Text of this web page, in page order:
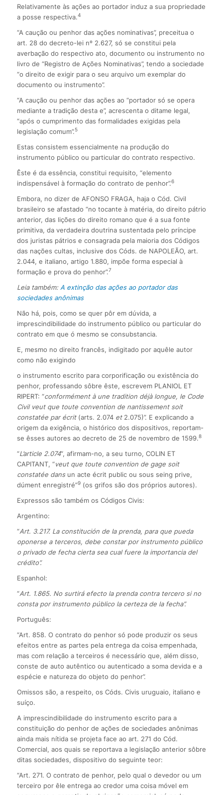
Relativamente às ações ao portador induz a sua propriedade
a posse respectiva.4
“A caução ou penhor das ações nominativas”, preceitua o
art. 28 do decreto-lei nº 2.627, só se constitui pela
averbação do respectivo ato, documento ou instrumento no
livro de “Registro de Ações Nominativas”, tendo a sociedade
“o direito de exigir para o seu arquivo um exemplar do
documento ou instrumento”.
“A caução ou penhor das ações ao “portador só se opera
mediante a tradição desta e”, acrescenta o ditame legal,
“após o cumprimento das formalidades exigidas pela
legislação comum”.5
Estas consistem essencialmente na produção do
instrumento público ou particular do contrato respectivo.
Êste é da essência, constitui requisito, “elemento
indispensável à formação do contrato de penhor”.6
Embora, no dizer de AFONSO FRAGA, haja o Cód. Civil
brasileiro se afastado “no tocante à matéria, do direito pátrio
anterior, das lições do direito romano que é a sua fonte
primitiva, da verdadeira doutrina sustentada pelo príncipe
dos juristas pátrios e consagrada pela maioria dos Códigos
das nações cultas, inclusive dos Códs. de NAPOLEÃO, art.
2.044, e italiano, artigo 1.880, impõe forma especial à
formação e prova do penhor”.7
Leia também: A extinção das ações ao portador das
sociedades anônimas
Não há, pois, como se quer pôr em dúvida, a
imprescindibilidade do instrumento público ou particular do
contrato em que ó mesmo se consubstancia.
E, mesmo no direito francês, indigitado por aquêle autor
como não exigindo
o instrumento escrito para corporificação ou existência do
penhor, professando sôbre êste, escrevem PLANIOL ET
RIPERT: “conformément à une tradition déjà longue, le Code
Civil veut que toute convention de nantissement soit
constatée par écrit(arts. 2.074 et2.075)”. E explicando a
origem da exigência, o histórico dos dispositivos, reportam-
se êsses autores ao decreto de 25 de novembro de 1599.8
“L’article 2.074“, afirmam-no, a seu turno, COLIN ET
CAPITANT, “veut que toute convention de gage soit
constatée dansun acte écrit public ou sous seing prive,
dúment enregistré”9(os grifos são dos próprios autores).
Expressos são também os Códigos Civis:
Argentino:
“Art. 3.217. La constitución de Ia prenda, para que pueda
oponerse a terceros, debe constar por instrumento público
o privado de fecha cierta sea cual fuere la importancia del
crédito”.
Espanhol:
“Art. 1.865. No surtirá efecto la prenda contra tercero si no
consta por instrumento público la certeza de la fecha”.
Português:
“Art. 858. O contrato do penhor só pode produzir os seus
efeitos entre as partes pela entrega da coisa empenhada,
mas com relação a terceiros é necessário que, além disso,
conste de auto autêntico ou autenticado a soma devida e a
espécie e natureza do objeto do penhor”.
Omissos são, a respeito, os Códs. Civis uruguaio, italiano e
suíço.
A imprescindibilidade do instrumento escrito para a
constituição do penhor de ações de sociedades anônimas
ainda mais nítida se projeta face ao art. 271 do Cód.
Comercial, aos quais se reportava a legislação anterior sôbre
ditas sociedades, dispositivo do seguinte teor:
“Art. 271. O contrato de penhor, pelo qual o devedor ou um
terceiro por êle entrega ao credor uma coisa móvel em